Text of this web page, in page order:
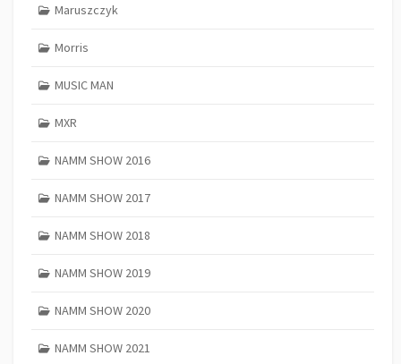
Maruszczyk
Morris
MUSIC MAN
MXR
NAMM SHOW 2016
NAMM SHOW 2017
NAMM SHOW 2018
NAMM SHOW 2019
NAMM SHOW 2020
NAMM SHOW 2021